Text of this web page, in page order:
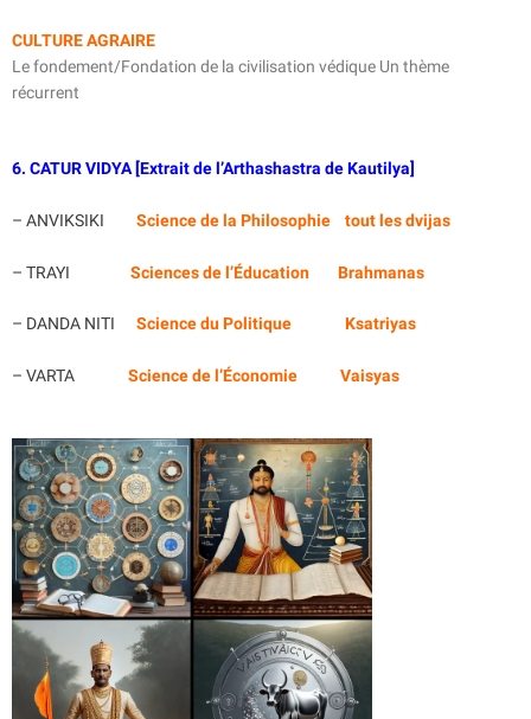
CULTURE AGRAIRE
Le fondement/Fondation de la civilisation védique Un thème
récurrent
6. CATUR VIDYA [Extrait de l’Arthashastra de Kautilya]
– ANVIKSIKI Science de la Philosophie tout les dvijas
– TRAYI Sciences de l’Éducation Brahmanas
– DANDA NITI Science du Politique Ksatriyas
– VARTA Science de l’Économie Vaisyas